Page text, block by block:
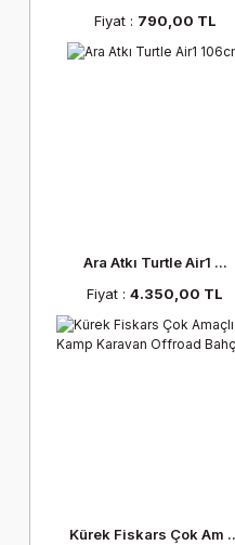
Fiyat : 790,00 TL
Ara Atkı Turtle Air1 ...
Fiyat :4.350,00 TL
Kürek Fiskars Çok Am